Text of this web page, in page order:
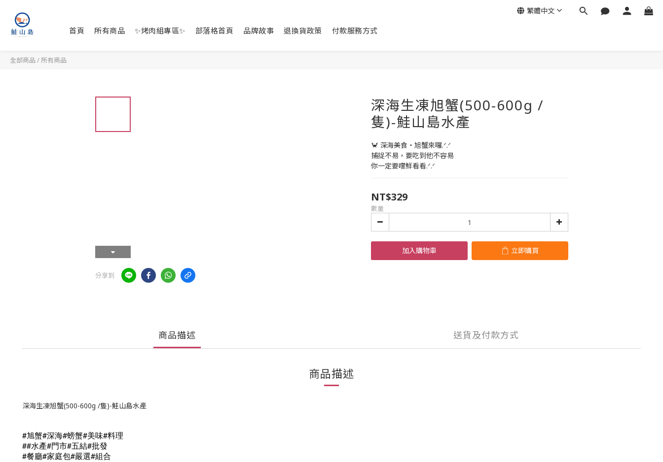
首頁 所有商品 ✨烤肉組專區✨ 部落格首頁 品牌故事 退換貨政策 付款服務方式
繁體中文
全部商品 / 所有商品
分享到
深海生凍旭蟹(500-600g /
隻)-鮭山島水產
🦀 深海美食・旭蟹來囉.ᐟ.ᐟ
捕捉不易，要吃到他不容易
你一定要嚐鮮看看.ᐟ.ᐟ
NT$329
數量
加入購物車 立即購買
商品描述 送貨及付款方式
商品描述
深海生凍旭蟹(500-600g /隻)-鮭山島水產
#旭蟹#深海#螃蟹#美味#料理
##水產#門市#五結#批發
#餐廳#家庭包#嚴選#組合